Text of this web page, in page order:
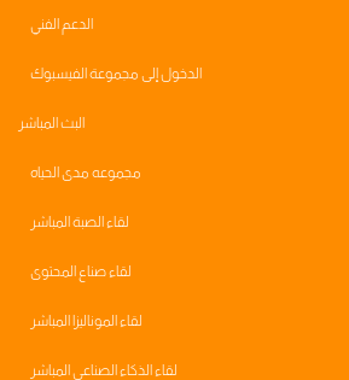
الدعم الفني
الدخول إلى مجموعة الفيسبوك
البث المباشر
مجموعه مدى الحياه
لقاء الصبة المباشر
لقاء صناع المحتوى
لقاء الموناليزا المباشر
لقاء الذكاء الصناعي المباشر